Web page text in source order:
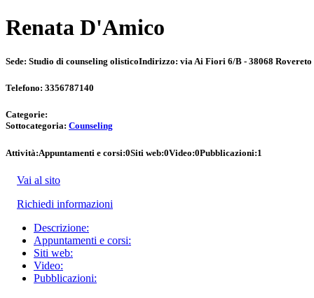
Renata D'Amico
Sede: Studio di counseling olisticoIndirizzo: via Ai Fiori 6/B - 38068
Telefono: 3356787140
Categorie:
Sottocategoria: Counseling
Attività:Appuntamenti e corsi:0Siti web:0Video:0Pubblicazioni:1
Vai al sito
Richiedi informazioni
Descrizione:
Appuntamenti e corsi:
Siti web:
Video:
Pubblicazioni: